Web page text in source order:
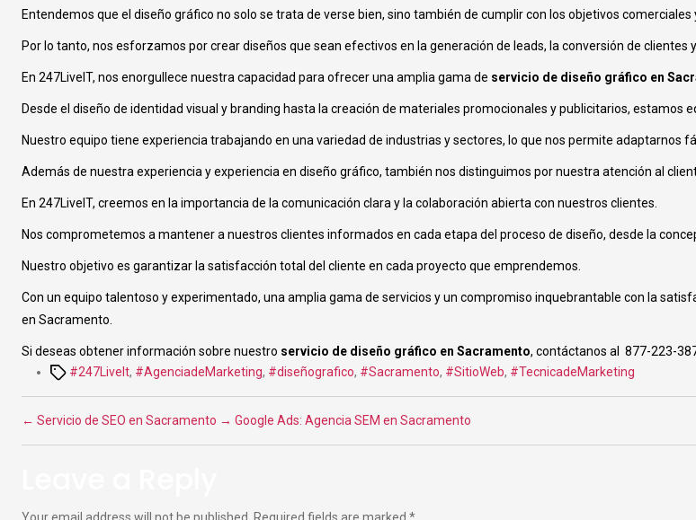
Entendemos que el diseño gráfico no solo se trata de verse bien, sino también de cumplir con los objetivos
Por lo tanto, nos esforzamos por crear diseños que sean efectivos en la generación de leads, la conversión de clientes
En 247LiveIT, nos enorgullece nuestra capacidad para ofrecer una amplia gama de servicio de diseño gráfico en
Desde el diseño de identidad visual y branding hasta la creación de materiales promocionales y publicitarios, estamos
Nuestro equipo tiene experiencia trabajando en una variedad de industrias y sectores, lo que nos permite adaptarnos
Además de nuestra experiencia y experiencia en diseño gráfico, también nos distinguimos por nuestra atención al
En 247LiveIT, creemos en la importancia de la comunicación clara y la colaboración abierta con nuestros clientes.
Nos comprometemos a mantener a nuestros clientes informados en cada etapa del proceso de diseño, desde la
Nuestro objetivo es garantizar la satisfacción total del cliente en cada proyecto que emprendemos.
Con un equipo talentoso y experimentado, una amplia gama de servicios y un compromiso inquebrantable con la
en Sacramento.
Si deseas obtener información sobre nuestro servicio de diseño gráfico en Sacramento, contáctanos al 877-223-
Tags#247LiveIt, #AgenciadeMarketing, #diseñografico, #Sacramento, #SitioWeb, #TecnicadeMarketing
← Servicio de SEO en Sacramento → Google Ads: Agencia SEM en Sacramento